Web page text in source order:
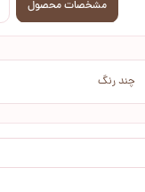
مشخصات محصول
چند رنگ